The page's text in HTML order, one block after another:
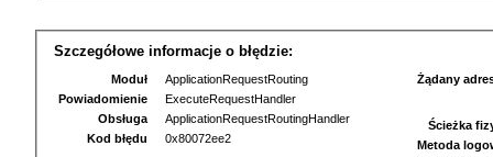
Szczegółowe informacje o błędzie:
Moduł
ApplicationRequestRouting
Powiadomienie
ExecuteRequestHandler
Obsługa
ApplicationRequestRoutingHandler
Kod błędu
0x80072ee2
Żądany
Ścieżka
Metoda